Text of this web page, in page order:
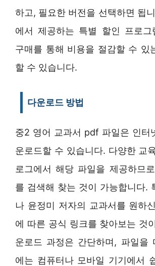
하고, 필요한 버전을 선택하면 됩
에서 제공하는 특별 할인 프로그
구매를 통해 비용을 절감할 수 있
할 수 있습니다.
다운로드 방법
중2 영어 교과서 pdf 파일은 인터
운로드할 수 있습니다. 다양한 교
로그에서 해당 파일을 제공하므
를 검색해 찾는 것이 가능합니다.
나 윤정미 저자의 교과서를 원하
에 따른 공식 링크를 찾아보는 것
운로드 과정은 간단하며, 파일을
에는 컴퓨터나 모바일 기기에서